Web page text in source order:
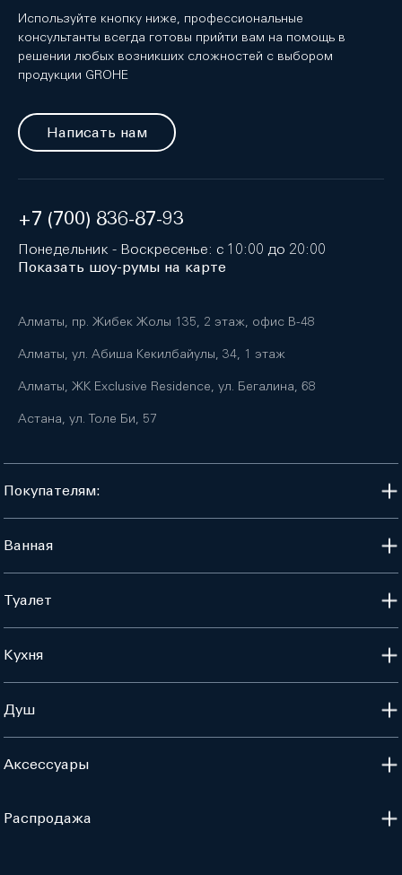
Используйте кнопку ниже, профессиональные
консультанты всегда готовы прийти вам на помощь в
решении любых возникших сложностей с выбором
продукции GROHE
Написать нам
+7 (700) 836-87-93
Понедельник - Воскресенье: с 10:00 до 20:00
Показать шоу-румы на карте
Алматы, пр. Жибек Жолы 135, 2 этаж, офис B-48
Алматы, ул. Абиша Кекилбайулы, 34, 1 этаж
Алматы, ЖК Exclusive Residence, ул. Бегалина, 68
Астана, ул. Толе Би, 57
Покупателям:
Ванная
Туалет
Кухня
Душ
Аксессуары
Распродажа